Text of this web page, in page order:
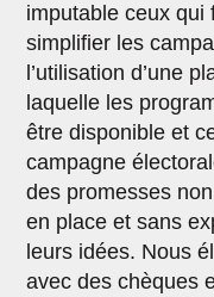
imputable ceux qui
simplifier les
l’utilisation d’une
laquelle les
être disponible et
campagne
des promesses
en place et sans
leurs idées. Nous
avec des chèques